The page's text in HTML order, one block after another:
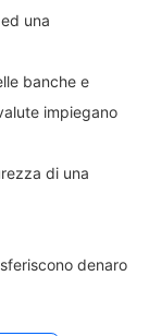
una
banche e
impiegano
di una
denaro